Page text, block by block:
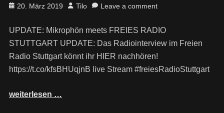
Posted
20. März 2019 Author
Tilo Leave a comment
UPDATE: Mikrophön meets FREIES RADIO
STUTTGART UPDATE: Das Radiointerview im Freien
Radio Stuttgart könnt ihr HIER nachhören!
https://t.co/kfsBHUqjnB live Stream #freiesRadioStuttgart
weiterlesen …